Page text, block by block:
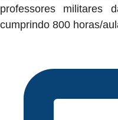
professores militares
cumprindo 800 horas/